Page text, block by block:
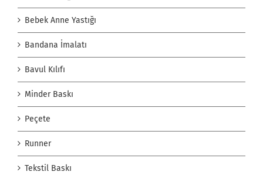
Bebek Anne Yastığı
Bandana İmalatı
Bavul Kılıfı
Minder Baskı
Peçete
Runner
Tekstil Baskı